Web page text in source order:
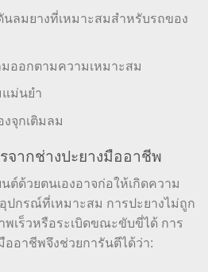
นลมยางที่เหมาะสมสำหรับรถของ
ออกตามความเหมาะสม
แม่นยำ
จุกเติมลม
จากช่างปะยางมืออาชีพ
ต์ด้วยตนเองอาจก่อให้เกิดความ
ปกรณ์ที่เหมาะสม การปะยางไม่ถูก
พเร็วหรือระเบิดขณะขับขี่ได้ การ
ออาชีพจึงช่วยการันตีได้ว่า: